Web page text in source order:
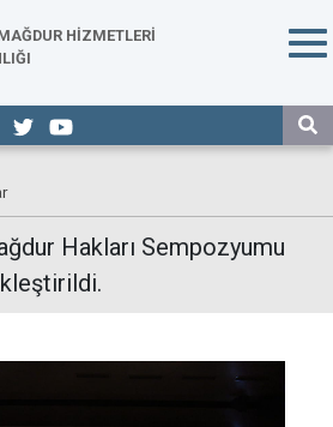
HİZMETLERİ
Hakları Sempozyumu